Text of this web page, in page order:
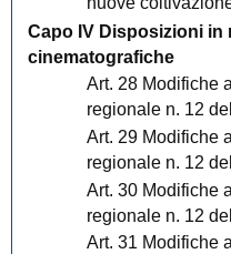
Capo IV Disposizioni in
cinematografiche
Art. 28 Modifiche
regionale n. 12
Art. 29 Modifiche
regionale n. 12
Art. 30 Modifiche
regionale n. 12
Art. 31 Modifiche